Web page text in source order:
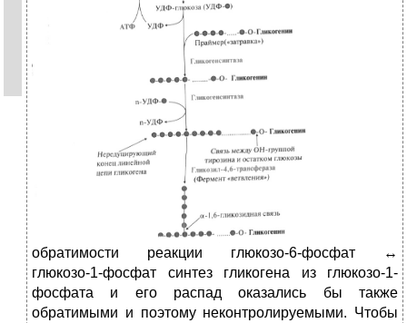
обратимости реакции глюкозо-6-фосфат ↔
глюкозо-1-фосфат синтез гликогена из глюкозо-1-
фосфата и его распад оказались бы также
обратимыми и поэтому неконтролируемыми. Чтобы